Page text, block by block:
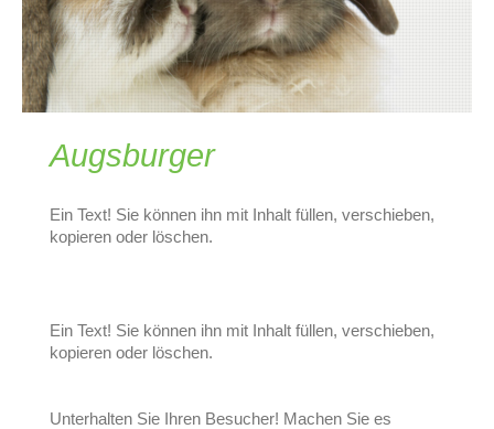
Augsburger
Ein Text! Sie können ihn mit Inhalt füllen, verschieben,
kopieren oder löschen.
Ein Text! Sie können ihn mit Inhalt füllen, verschieben,
kopieren oder löschen.
Unterhalten Sie Ihren Besucher! Machen Sie es